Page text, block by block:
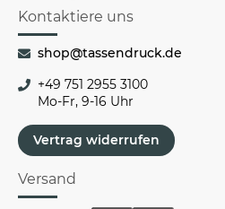
Kontaktiere uns
shop@tassendruck.de
+49 751 2955 3100
Mo-Fr, 9-16 Uhr
Vertrag widerrufen
Versand